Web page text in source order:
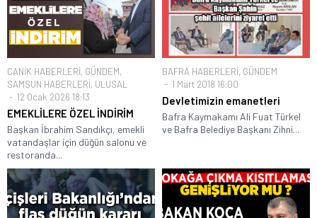
CANİK HABERLERİ, GÜNDEM,
SAMSUN HABERLERİ, ULUSAL
12 Ocak 2026 18:13
EMEKLİLERE ÖZEL İNDİRİM
Başkan İbrahim Sandıkçı, emekli
vatandaşlar için düğün salonu ve
restoranda...
BAFRA HABERLERİ, GÜNDEM
1 Mart 2018 16:00
Devletimizin emanetleri
Bafra Kaymakamı Ali Fuat Türkel
ve Bafra Belediye Başkanı Zihni...